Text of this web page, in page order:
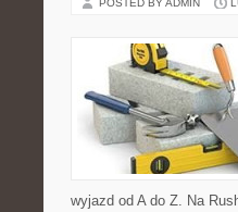
POSTED BY ADMIN
wyjazd od A do Z. Na